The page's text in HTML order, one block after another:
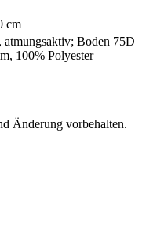
cm
atmungsaktiv; Boden 75D
100% Polyester
Änderung vorbehalten.